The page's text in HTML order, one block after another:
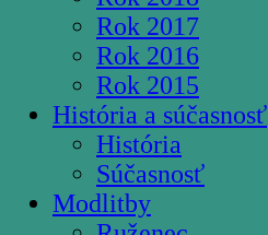
Rok 2017
Rok 2016
Rok 2015
História a súčasnosť
História
Súčasnosť
Modlitby